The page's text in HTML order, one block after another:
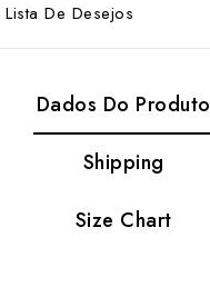
De Desejos
Dados Do Produto
Shipping
Size Chart